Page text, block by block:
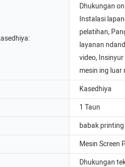
Dhukungan
Instalasi
pelatihan,
layanan
video,
mesin ing luar
Kasedhiya
1 Taun
babak
Mesin Screen
Dhukungan